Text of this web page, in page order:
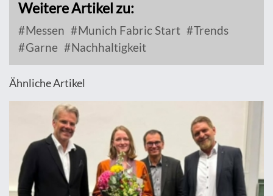
Weitere Artikel zu:
Messen Munich Fabric Start
Trends
Garne
Nachhaltigkeit
Ähnliche Artikel